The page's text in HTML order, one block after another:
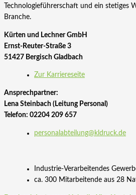
Technologieführerschaft und ein stetiges
Branche.
Kürten und Lechner GmbH
Ernst-Reuter-Straße 3
51427 Bergisch Gladbach
Zur Karriereseite
Ansprechpartner:
Lena Steinbach (Leitung Personal)
Telefon: 02204 209 657
personalabteilung@kldruck.de
Industrie-Verarbeitendes
ca. 300 Mitarbeitende aus 28